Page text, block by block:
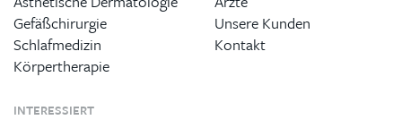
Gefäßchirurgie
Schlafmedizin
Körpertherapie
Unsere Kunden
Kontakt
INTERESSIERT